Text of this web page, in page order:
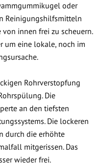
oder
Reinigungshilfsmitteln
innen frei zu scheuern.
um eine lokale, noch im
Rohrverstopfung
Die
an den tiefsten
Die lockeren
durch die erhöhte
mitgerissen. Das
wieder frei.